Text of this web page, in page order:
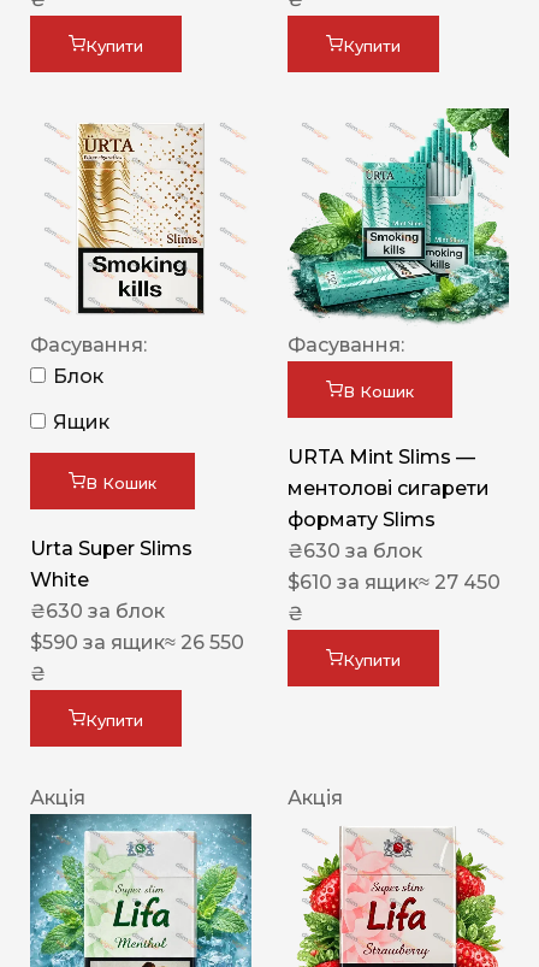
Купити Купити
Фасування:
Блок
Ящик
В Кошик
Urta Super Slims
White
₴630 за блок
$590 за ящик≈ 26 550
₴
Купити
Фасування:
В Кошик
URTA Mint Slims —
ментолові сигарети
формату Slims
₴630 за блок
$610 за ящик≈ 27 450
₴
Купити
Акція Акція